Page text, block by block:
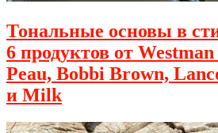
Тональные основы в
6 продуктов от
Peau, Bobbi Brown,
и Milk